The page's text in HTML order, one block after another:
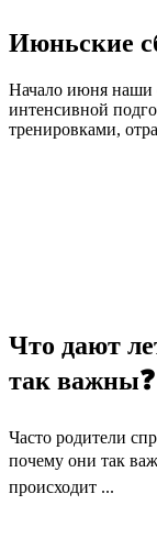
Июньские
Начало июня наши
интенсивной
тренировками,
Что дают
так важны❓
Часто родители
почему они так
происходит ...